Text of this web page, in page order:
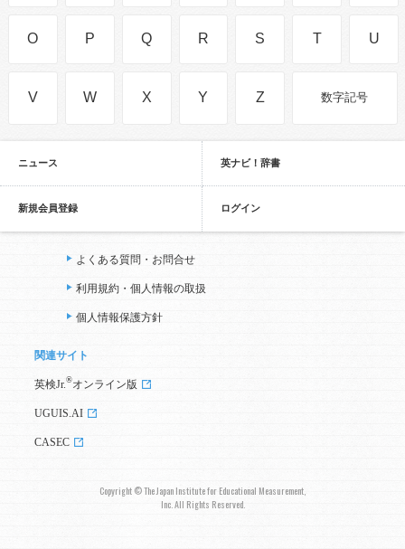
O P Q R S T U
V W X Y Z 数字記号
ニュース 英ナビ！辞書
新規会員登録 ログイン
よくある質問・お問合せ
利用規約・個人情報の取扱
個人情報保護方針
関連サイト
英検Jr. ®オンライン版
UGUIS.AI
CASEC
Copyright © The Japan Institute for Educational Measurement,
Inc. All Rights Reserved.